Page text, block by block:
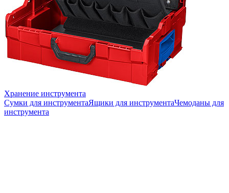
Хранение инструмента
Сумки для инструментаЯщики для инструментаЧемоданы для
инструмента